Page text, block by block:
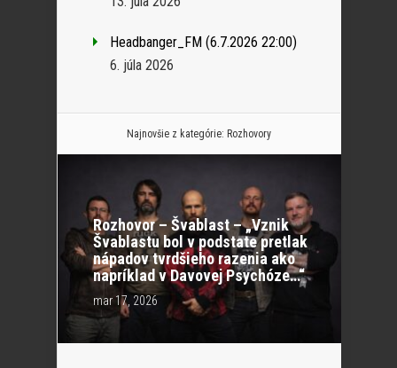
Headbanger_FM (6.7.2026 22:00)
6. júla 2026
Najnovšie z kategórie: Rozhovory
Rozhovor – Švablast – „Vznik
Švablastu bol v podstate pretlak
nápadov tvrdšieho razenia ako
napríklad v Davovej Psychóze…“
mar 17, 2026